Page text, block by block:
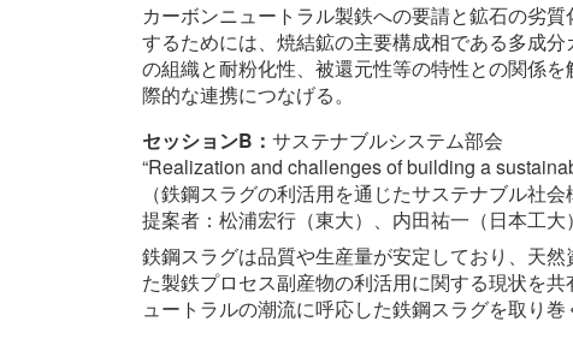
カーボンニュートラル製鉄への要請と鉱石の劣
するためには、焼結鉱の主要構成相である多成
の組織と耐粉化性、被還元性等の特性との関係
際的な連携につなげる。
セッションB： サステナブルシステム部会
“Realization and challenges of building a
（鉄鋼スラグの利活用を通じたサステナブル社会
提案者：松浦宏行（東大）、内田祐一（日本工大）
鉄鋼スラグは品質や生産量が安定しており、天
た製鉄プロセス副産物の利活用に関する現状を
ュートラルの潮流に呼応した鉄鋼スラグを取り巻